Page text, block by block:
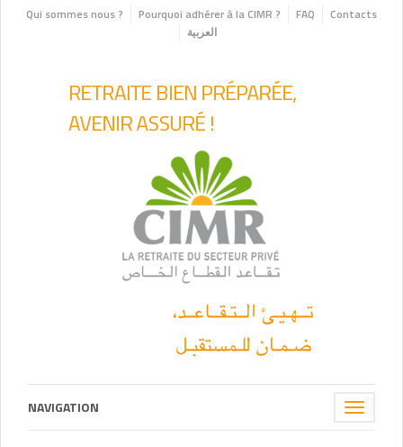
Qui sommes nous ? Pourquoi adhérer à la CIMR ? FAQ
Contacts
العربية
Toggle
NAVIGATION